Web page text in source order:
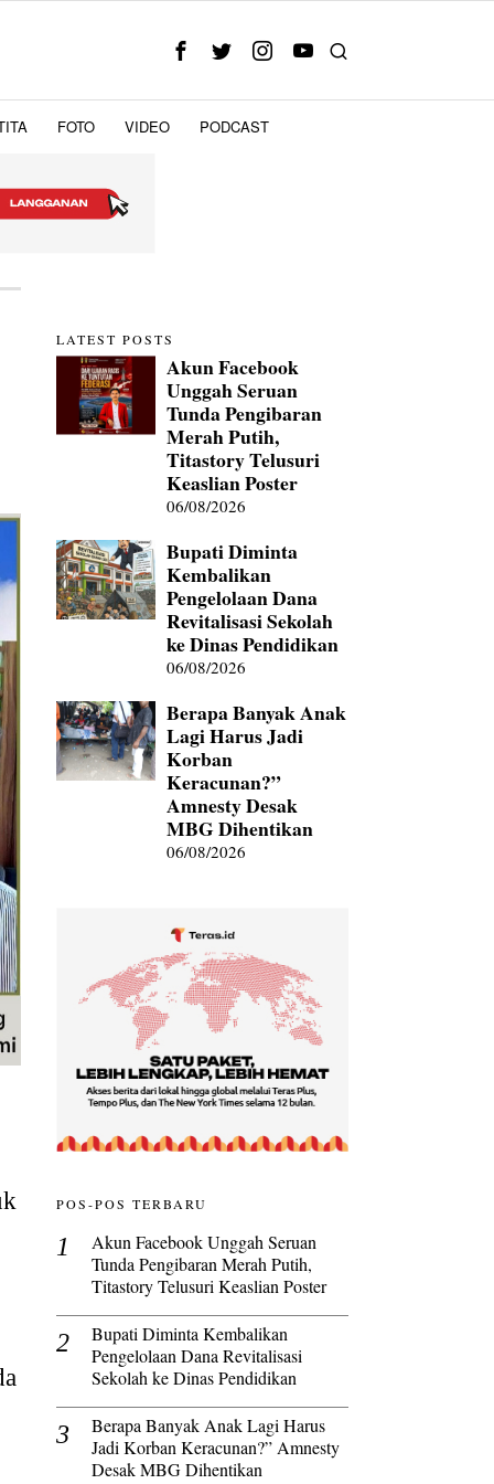
FOTO VIDEO PODCAST
LATEST POSTS
Akun Facebook
Unggah Seruan
Tunda Pengibaran
Merah Putih,
Titastory Telusuri
Keaslian Poster
06/08/2026
Bupati Diminta
Kembalikan
Pengelolaan Dana
Revitalisasi Sekolah
ke Dinas Pendidikan
06/08/2026
Berapa Banyak Anak
Lagi Harus Jadi
Korban
Keracunan?”
Amnesty Desak
MBG Dihentikan
06/08/2026
POS-POS TERBARU
Akun Facebook Unggah Seruan
Tunda Pengibaran Merah Putih,
Titastory Telusuri Keaslian Poster
Bupati Diminta Kembalikan
Pengelolaan Dana Revitalisasi
Sekolah ke Dinas Pendidikan
Berapa Banyak Anak Lagi Harus
Jadi Korban Keracunan?” Amnesty
Desak MBG Dihentikan